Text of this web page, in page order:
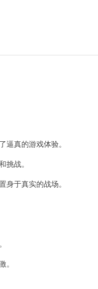
真的游戏体验。
战。
于真实的战场。